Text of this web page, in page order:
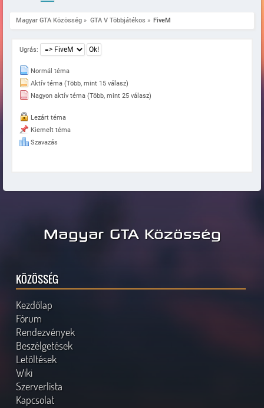
Magyar GTA Közösség » GTA V Többjátékos » FiveM
Ugrás:
Normál téma
Aktív téma (Több, mint 15 válasz)
Nagyon aktív téma (Több, mint 25 válasz)
Lezárt téma
Kiemelt téma
Szavazás
Magyar GTA Közösség
KÖZÖSSÉG
Kezdőlap
Fórum
Rendezvények
Beszélgetések
Letöltések
Wiki
Szerverlista
Kapcsolat